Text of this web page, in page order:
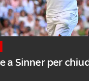
a Sinner per